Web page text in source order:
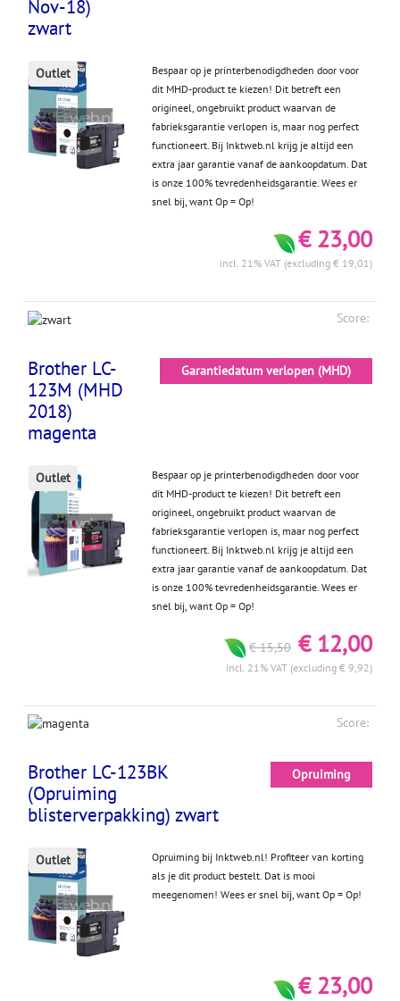
Nov-18)
zwart
Outlet
Bespaar op je printerbenodigdheden door voor
dit MHD-product te kiezen! Dit betreft een
origineel, ongebruikt product waarvan de
fabrieksgarantie verlopen is, maar nog perfect
functioneert. Bij Inktweb.nl krijg je altijd een
extra jaar garantie vanaf de aankoopdatum. Dat
is onze 100% tevredenheidsgarantie. Wees er
snel bij, want Op = Op!
€ 23,00
incl. 21% VAT (excluding € 19,01)
Score:
Brother LC-
123M (MHD
2018)
magenta
Garantiedatum verlopen (MHD)
Outlet
Bespaar op je printerbenodigdheden door voor
dit MHD-product te kiezen! Dit betreft een
origineel, ongebruikt product waarvan de
fabrieksgarantie verlopen is, maar nog perfect
functioneert. Bij Inktweb.nl krijg je altijd een
extra jaar garantie vanaf de aankoopdatum. Dat
is onze 100% tevredenheidsgarantie. Wees er
snel bij, want Op = Op!
€ 15,50 € 12,00
incl. 21% VAT (excluding € 9,92)
Score:
Brother LC-123BK
(Opruiming
blisterverpakking) zwart
Opruiming
Outlet
Opruiming bij Inktweb.nl! Profiteer van korting
als je dit product bestelt. Dat is mooi
meegenomen! Wees er snel bij, want Op = Op!
€ 23,00